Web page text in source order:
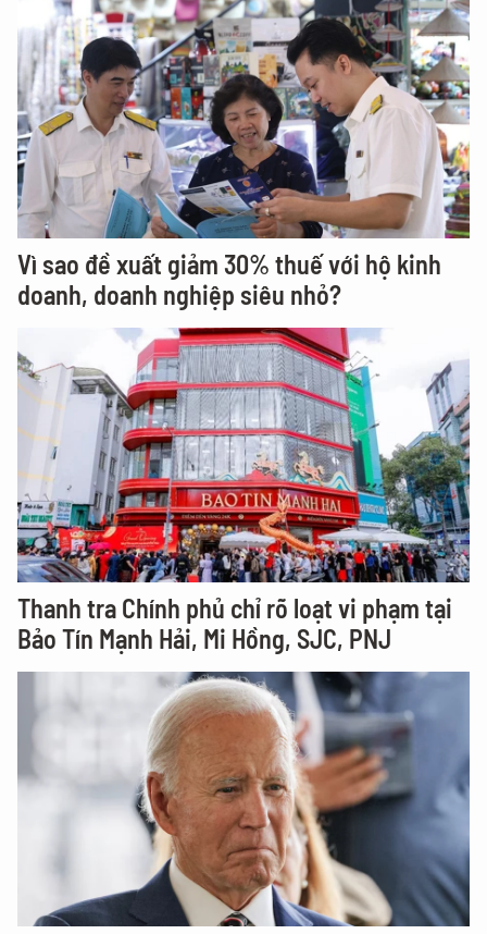
Vì sao đề xuất giảm 30% thuế với hộ kinh
doanh, doanh nghiệp siêu nhỏ?
Thanh tra Chính phủ chỉ rõ loạt vi phạm tại
Bảo Tín Mạnh Hải, Mi Hồng, SJC, PNJ